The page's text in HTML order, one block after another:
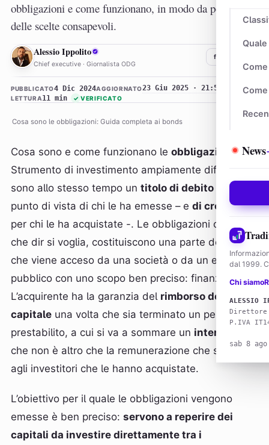
News
dal 1999.
Chi siamo
ALESSIO
Direttore
P.IVA
sab 8
obbligazioni e come funzionano, in modo da poter fare
delle scelte consapevoli.
AI Alessio Ippolito
Chief executive · Giornalista ODG
f
PUBBLICATO4 Dic 2024AGGIORNATO23 Giu 2025 · 21:50
LETTURA11 min ✓ VERIFICATO
Cosa sono le obbligazioni: Guida completa ai bonds
Cosa sono e come funzionano le obbligazioni?
Strumento di investimento ampiamente diffuso,
sono allo stesso tempo un titolo di debito – dal
punto di vista di chi le ha emesse – e di credito–
per chi le ha acquistate -. Le obbligazioni o bonds,
che dir si voglia, costituiscono una parte del debito
che viene acceso da una società o da un ente
pubblico con uno scopo ben preciso: finanziarsi.
L’acquirente ha la garanzia del rimborso del
capitale una volta che sia terminato un periodo
prestabilito, a cui si va a sommare un interesse
che non è altro che la remunerazione che spetta
agli investitori che le hanno acquistate.
L’obiettivo per il quale le obbligazioni vengono
emesse è ben preciso: servono a reperire dei
capitali da investire direttamente tra i